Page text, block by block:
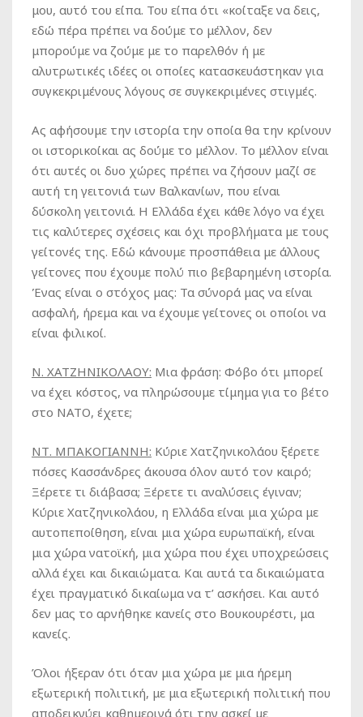
μου, αυτό του είπα. Του είπα ότι «κοίταξε να δεις,
εδώ πέρα πρέπει να δούμε το μέλλον, δεν
μπορούμε να ζούμε με το παρελθόν ή με
αλυτρωτικές ιδέες οι οποίες κατασκευάστηκαν για
συγκεκριμένους λόγους σε συγκεκριμένες στιγμές.
Ας αφήσουμε την ιστορία την οποία θα την κρίνουν
οι ιστορικοίκαι ας δούμε το μέλλον. Το μέλλον είναι
ότι αυτές οι δυο χώρες πρέπει να ζήσουν μαζί σε
αυτή τη γειτονιά των Βαλκανίων, που είναι
δύσκολη γειτονιά. Η Ελλάδα έχει κάθε λόγο να έχει
τις καλύτερες σχέσεις και όχι προβλήματα με τους
γείτονές της. Εδώ κάνουμε προσπάθεια με άλλους
γείτονες που έχουμε πολύ πιο βεβαρημένη ιστορία.
Ένας είναι ο στόχος μας: Τα σύνορά μας να είναι
ασφαλή, ήρεμα και να έχουμε γείτονες οι οποίοι να
είναι φιλικοί.
Ν. ΧΑΤΖΗΝΙΚΟΛΑΟΥ: Μια φράση: Φόβο ότι μπορεί
να έχει κόστος, να πληρώσουμε τίμημα για το βέτο
στο ΝΑΤΟ, έχετε;
ΝΤ. ΜΠΑΚΟΓΙΑΝΝΗ: Κύριε Χατζηνικολάου ξέρετε
πόσες Κασσάνδρες άκουσα όλον αυτό τον καιρό;
Ξέρετε τι διάβασα; Ξέρετε τι αναλύσεις έγιναν;
Κύριε Χατζηνικολάου, η Ελλάδα είναι μια χώρα με
αυτοπεποίθηση, είναι μια χώρα ευρωπαϊκή, είναι
μια χώρα νατοϊκή, μια χώρα που έχει υποχρεώσεις
αλλά έχει και δικαιώματα. Και αυτά τα δικαιώματα
έχει πραγματικό δικαίωμα να τ’ ασκήσει. Και αυτό
δεν μας το αρνήθηκε κανείς στο Βουκουρέστι, μα
κανείς.
Όλοι ήξεραν ότι όταν μια χώρα με μια ήρεμη
εξωτερική πολιτική, με μια εξωτερική πολιτική που
αποδεικνύει καθημερινά ότι την ασκεί με